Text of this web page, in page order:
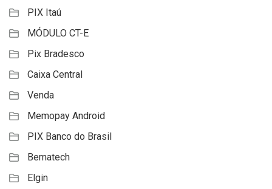
PIX Itaú
MÓDULO CT-E
Pix Bradesco
Caixa Central
Venda
Memopay Android
PIX Banco do Brasil
Bematech
Elgin